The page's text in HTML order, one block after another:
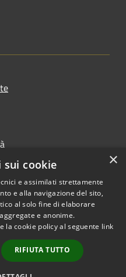
Copyright © 2026 • Comune di
Palazzo Adriano • Powered by
Municipium•Accesso
redazione
×
cookie
e assimilati strettamente
e alla navigazione del sito,
al solo fine di elaborare
e anonime.
la cookie policy al seguente link
RIFIUTA TUTTO